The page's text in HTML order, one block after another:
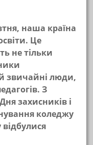
наша країна
Це
не тільки
звичайні люди,
З
захисників і
коледжу